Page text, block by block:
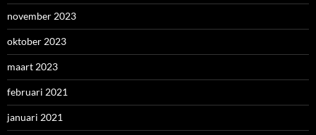
november 2023
oktober 2023
maart 2023
februari 2021
januari 2021